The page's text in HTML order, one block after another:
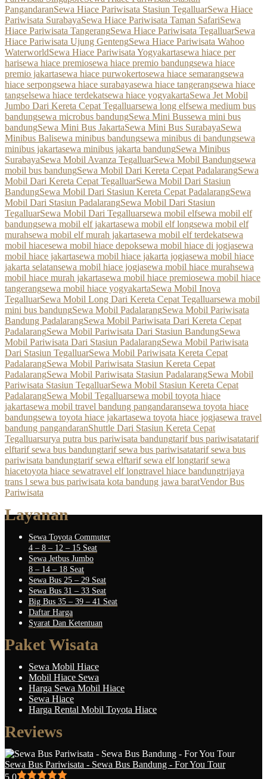
PangandaranSewa Hiace Pariwisata Stasiun TegalluarSewa Hiace
Pariwisata SurabayaSewa Hiace Pariwisata Taman SafariSewa
Hiace Pariwisata TangerangSewa Hiace Pariwisata TegalluarSewa
Hiace Pariwisata Ujung GentengSewa Hiace Pariwisata Wahoo
WaterworldSewa Hiace Pariwisata Yogyakartasewa hiace per
harisewa hiace premiosewa hiace premio bandungsewa hiace
premio jakartasewa hiace purwokertosewa hiace semarangsewa
hiace serpongsewa hiace surabayasewa hiace tangerangsewa hiace
tangselsewa hiace terdekatsewa hiace yogyakartaSewa Jet Mobil
Jumbo Dari Kereta Cepat Tegalluarsewa long elfsewa medium bus
bandungsewa microbus bandungSewa Mini Bussewa mini bus
bandungSewa Mini Bus JakartaSewa Mini Bus SurabayaSewa
Minibus Balisewa minibus bandungsewa minibus di bandungsewa
minibus jakartasewa minibus jakarta bandungSewa Minibus
SurabayaSewa Mobil Avanza TegalluarSewa Mobil Bandungsewa
mobil bus bandungSewa Mobil Dari Kereta Cepat PadalarangSewa
Mobil Dari Kereta Cepat TegalluarSewa Mobil Dari Stasiun
BandungSewa Mobil Dari Stasiun Kereta Cepat PadalarangSewa
Mobil Dari Stasiun PadalarangSewa Mobil Dari Stasiun
TegalluarSewa Mobil Dari Tegalluarsewa mobil elfsewa mobil elf
bandungsewa mobil elf jakartasewa mobil elf longsewa mobil elf
murahsewa mobil elf murah jakartasewa mobil elf terdekatsewa
mobil hiacesewa mobil hiace depoksewa mobil hiace di jogjasewa
mobil hiace jakartasewa mobil hiace jakarta jogjasewa mobil hiace
jakarta selatansewa mobil hiace jogjasewa mobil hiace murahsewa
mobil hiace murah jakartasewa mobil hiace premiosewa mobil hiace
tangerangsewa mobil hiace yogyakartaSewa Mobil Inova
TegalluarSewa Mobil Long Dari Kereta Cepat Tegalluarsewa mobil
mini bus bandungSewa Mobil PadalarangSewa Mobil Pariwisata
Bandung PadalarangSewa Mobil Pariwisata Dari Kereta Cepat
PadalarangSewa Mobil Pariwisata Dari Stasiun BandungSewa
Mobil Pariwisata Dari Stasiun PadalarangSewa Mobil Pariwisata
Dari Stasiun TegalluarSewa Mobil Pariwisata Kereta Cepat
PadalarangSewa Mobil Pariwisata Stasiun Kereta Cepat
PadalarangSewa Mobil Pariwisata Stasiun PadalarangSewa Mobil
Pariwisata Stasiun TegalluarSewa Mobil Stasiun Kereta Cepat
PadalarangSewa Mobil Tegalluarsewa mobil toyota hiace
jakartasewa mobil travel bandung pangandaransewa toyota hiace
bandungsewa toyota hiace jakartasewa toyota hiace jogjasewa travel
bandung pangandaranShuttle Dari Stasiun Kereta Cepat
Tegalluarsurya putra bus pariwisata bandungtarif bus pariwisatatarif
elftarif sewa bus bandungtarif sewa bus pariwisatatarif sewa bus
pariwisata bandungtarif sewa elftarif sewa elf longtarif sewa
hiacetoyota hiace sewatravel elf longtravel hiace bandungtrijaya
trans l sewa bus pariwisata kota bandung jawa baratVendor Bus
Pariwisata
Layanan
Sewa Toyota Commuter
4 – 8 – 12 – 15 Seat
Sewa Jetbus Jumbo
8 – 14 – 18 Seat
Sewa Bus 25 – 29 Seat
Sewa Bus 31 – 33 Seat
Big Bus 35 – 39 – 41 Seat
Daftar Harga
Syarat Dan Ketentuan
Paket Wisata
Sewa Mobil Hiace
Mobil Hiace Sewa
Harga Sewa Mobil Hiace
Sewa Hiace
Harga Rental Mobil Toyota Hiace
Reviews
Sewa Bus Pariwisata - Sewa Bus Bandung - For You Tour